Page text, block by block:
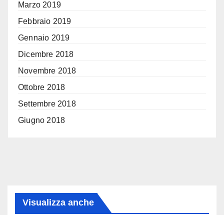
Marzo 2019
Febbraio 2019
Gennaio 2019
Dicembre 2018
Novembre 2018
Ottobre 2018
Settembre 2018
Giugno 2018
Visualizza anche